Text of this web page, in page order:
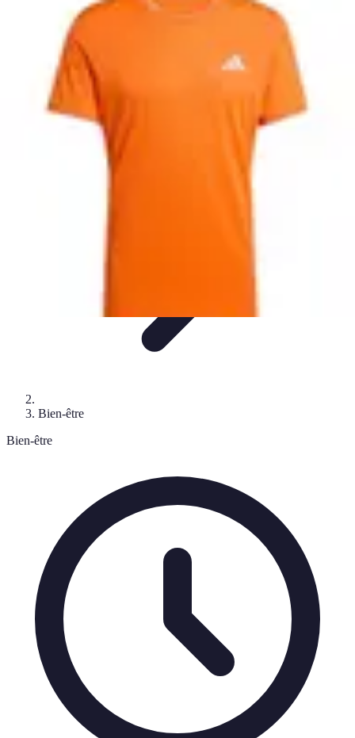
Passion du Padel
Culture et Pratique
Développement
Développement Personnel
Passion du Padel
Bien-être
Bien-être